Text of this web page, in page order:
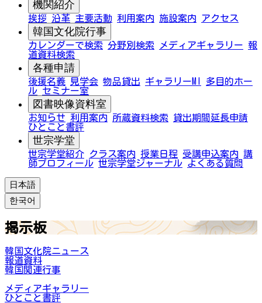
機関紹介
挨拶 沿革 主要活動 利用案内 施設案内 アクセス
韓国文化院行事
カレンダーで検索 分野別検索 メディアギャラリー 報
道資料検索
各種申請
後援名義 見学会 物品貸出 ギャラリーMI
多目的ホー
ル セミナー室
図書映像資料室
お知らせ 利用案内 所蔵資料検索
貸出期間延長申請
ひとこと書評
世宗学堂
世宗学堂紹介 クラス案内 授業日程 受講申込案内 講
師プロフィール 世宗学堂ジャーナル よくある質問
日本語
한국어
掲示板
韓国文化院ニュース
報道資料
韓国関連行事
メディアギャラリー
ひとこと書評